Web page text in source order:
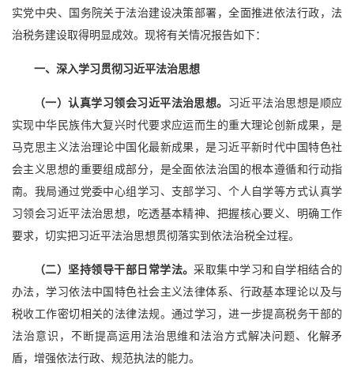
实党中央、国务院关于法治建设决策部署，全面推进依法行政，法
治税务建设取得明显成效。现将有关情况报告如下：
一、深入学习贯彻习近平法治思想
（一）认真学习领会习近平法治思想。 习近平法治思想是顺应
实现中华民族伟大复兴时代要求应运而生的重大理论创新成果，是
马克思主义法治理论中国化最新成果，是习近平新时代中国特色社
会主义思想的重要组成部分，是全面依法治国的根本遵循和行动指
南。我局通过党委中心组学习、支部学习、个人自学等方式认真学
习领会习近平法治思想，吃透基本精神、把握核心要义、明确工作
要求，切实把习近平法治思想贯彻落实到依法治税全过程。
（二）坚持领导干部日常学法。采取集中学习和自学相结合的
办法，学习依法中国特色社会主义法律体系、行政基本理论以及与
税收工作密切相关的法律法规。通过学习，进一步提高税务干部的
法治意识，不断提高运用法治思维和法治方式解决问题、化解矛
盾，增强依法行政、规范执法的能力。